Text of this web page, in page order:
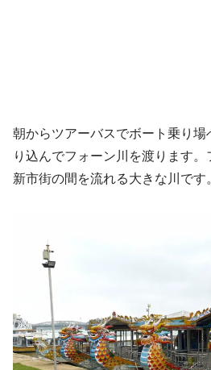
朝からツアーバスでボート乗り
り込んでフォーン川を渡ります
新市街の間を流れる大きな川です